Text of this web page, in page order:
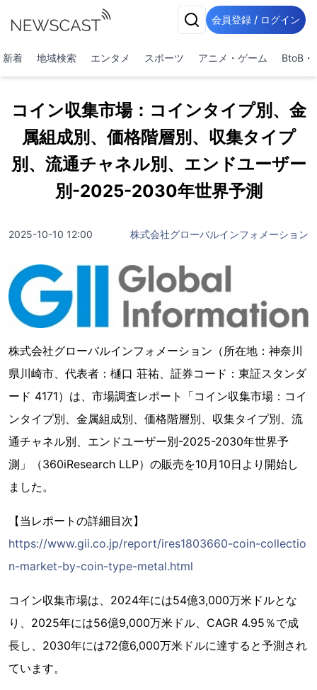
会員登録 / ログイン
新着 地域検索 エンタメ スポーツ アニメ・ゲーム BtoB・
コイン収集市場：コインタイプ別、金
属組成別、価格階層別、収集タイプ
別、流通チャネル別、エンドユーザー
別-2025-2030年世界予測
2025-10-10 12:00 株式会社グローバルインフォメーション
株式会社グローバルインフォメーション（所在地：神奈川
県川崎市、代表者：樋口 荘祐、証券コード：東証スタンダ
ード 4171）は、市場調査レポート「コイン収集市場：コイ
ンタイプ別、金属組成別、価格階層別、収集タイプ別、流
通チャネル別、エンドユーザー別-2025-2030年世界予
測」（360iResearch LLP）の販売を10月10日より開始し
ました。
【当レポートの詳細目次】
https://www.gii.co.jp/report/ires1803660-coin-collectio
n-market-by-coin-type-metal.html
コイン収集市場は、2024年には54億3,000万米ドルとな
り、2025年には56億9,000万米ドル、CAGR 4.95％で成
長し、2030年には72億6,000万米ドルに達すると予測され
ています。